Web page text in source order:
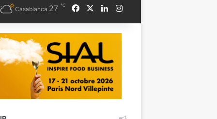
Casablanca 27 ℃ FacebookLinkedinInstagram